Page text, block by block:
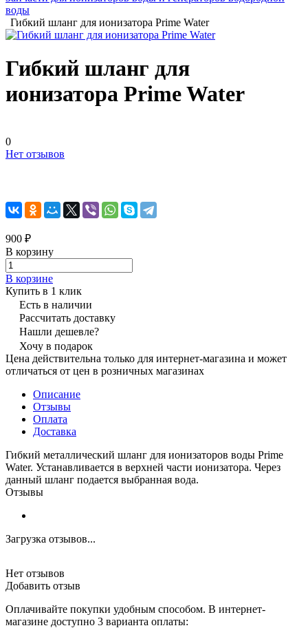
воды
Гибкий шланг для ионизатора Prime Water
Гибкий шланг для
ионизатора Prime Water
0
Нет отзывов
900 ₽
В корзину
В корзине
Купить в 1 клик
Есть в наличии
Рассчитать доставку
Нашли дешевле?
Хочу в подарок
Цена действительна только для интернет-магазина и может
отличаться от цен в розничных магазинах
Описание
Отзывы
Оплата
Доставка
Гибкий металлический шланг для ионизаторов воды Prime
Water. Устанавливается в верхней части ионизатора. Через
данный шланг подается выбранная вода.
Отзывы
Загрузка отзывов...
Нет отзывов
Добавить отзыв
Оплачивайте покупки удобным способом. В интернет-
магазине доступно 3 варианта оплаты: